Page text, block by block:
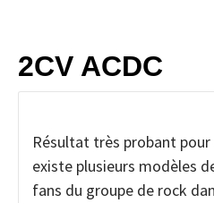
SUR
PHOTOS ET VIDÉOS, FORUM,
DÉRIVÉS… HISTORIQUE,
MÉCANIQUE ET PAGES
TRANSMISSION, ÉLECTRICITÉ,
2CV ACDC
Résultat très probant pour
existe plusieurs modèles
fans du groupe de rock